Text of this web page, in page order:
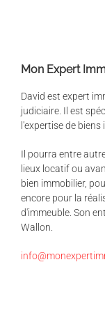
Mon Expert
David est expert
judiciaire. Il est
l'expertise de biens
Il pourra entre
lieux locatif ou
bien immobilier,
encore pour la
d'immeuble. Son
Wallon.